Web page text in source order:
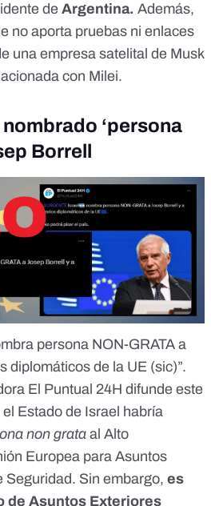
de Argentina. Además,
no aporta pruebas ni enlaces
una empresa satelital de Musk
con Milei.
‘persona
Borrell
persona NON-GRATA a
diplomáticos de la UE (sic)”.
El Puntual 24H difunde este
Estado de Israel habría
non grata al Alto
Europea para Asuntos
Seguridad. Sin embargo, es
de Asuntos Exteriores